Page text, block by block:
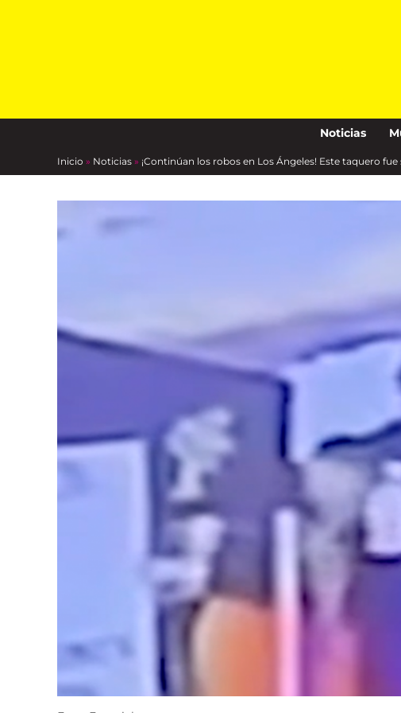
Noticias
Inicio » Noticias » ¡Continúan los robos en Los Ángeles! Este taquero